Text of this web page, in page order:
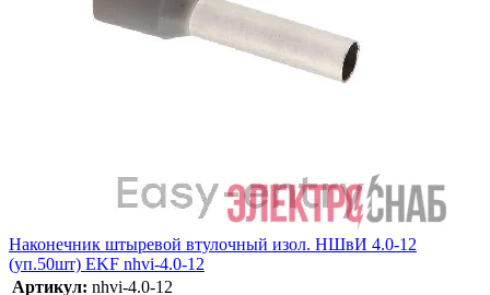
Наконечник штыревой втулочный изол. НШвИ 4.0-12
(уп.50шт) EKF nhvi-4.0-12
Артикул: nhvi-4.0-12